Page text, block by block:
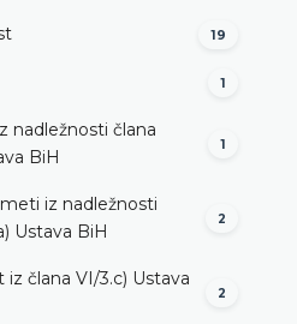
19
1
nadležnosti člana
BiH
1
iz nadležnosti
Ustava BiH
2
iz člana VI/3.c) Ustava
2